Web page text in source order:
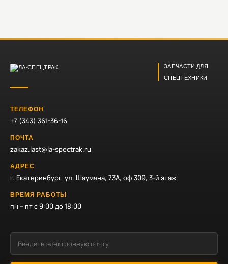
ЗАПЧАСТИ ДЛЯ
СПЕЦТЕХНИКИ
ТЕЛЕФОН
+7 (343) 361-36-16
ПОЧТА
zakaz.last@la-spectrak.ru
АДРЕС
г. Екатеринбург, ул. Шаумяна, 73А, оф 309, 3-й этаж
ВРЕМЯ РАБОТЫ
пн – пт с 9:00 до 18:00